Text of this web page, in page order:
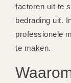
factoren uit te
bedrading uit.
professionele
te maken.